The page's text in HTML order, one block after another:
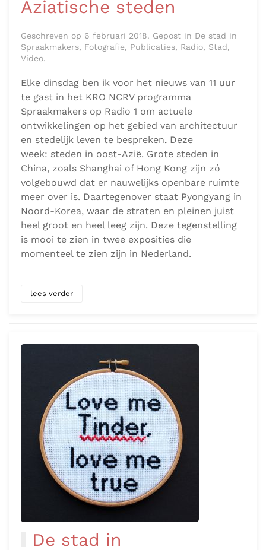
Aziatische steden
Geschreven op 6 februari 2018. Gepost in De stad in
Spraakmakers, Fotografie, Publicaties, Radio, Stad,
Video.
Elke dinsdag ben ik voor het nieuws van 11 uur
te gast in het KRO NCRV programma
Spraakmakers op Radio 1 om actuele
ontwikkelingen op het gebied van architectuur
en stedelijk leven te bespreken. Deze
week: steden in oost-Azië. Grote steden in
China, zoals Shanghai of Hong Kong zijn zó
volgebouwd dat er nauwelijks openbare ruimte
meer over is. Daartegenover staat Pyongyang in
Noord-Korea, waar de straten en pleinen juist
heel groot en heel leeg zijn. Deze tegenstelling
is mooi te zien in twee exposities die
momenteel te zien zijn in Nederland.
lees verder
De stad in